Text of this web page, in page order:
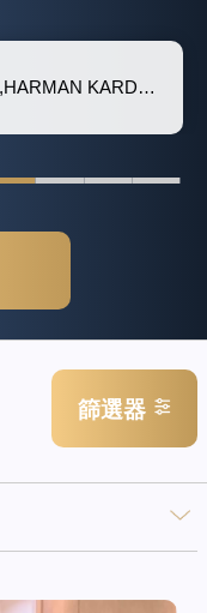
KEYLESS,特大天窗,HUD,跑車桶座,HARMAN KARDON 音響, 泊車鏡頭
篩選器